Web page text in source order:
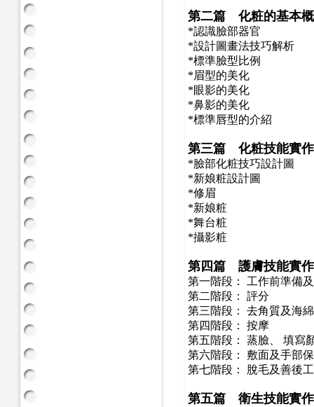
第二篇 化粧的基本
*認識臉部器官
*設計圖畫法技巧解析
*標準臉型比例
*眉型的美化
*眼影的美化
*鼻影的美化
*標準唇型的介紹
第三篇 化粧技能實作
*臉部化粧技巧設計圖
*新娘粧設計圖
*修眉
*新娘粧
*舞台粧
*攝影粧
第四篇 護膚技能實作
第一階段：
工作前準備
第二階段：
評分
第三階段：
去角質及海
第四階段：
按摩
第五階段：
蒸臉、
填寫
第六階段：
敷面及手部
第七階段：
脫毛及善後
第五篇 衛生技能實作